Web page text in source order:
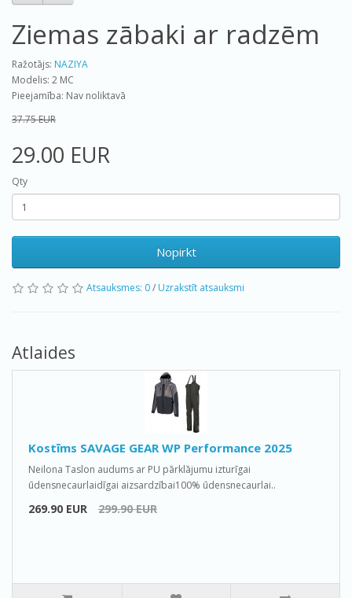
Ziemas zābaki ar radzēm
Ražotājs: NAZIYA
Modelis: 2 MC
Pieejamība: Nav noliktavā
37.75 EUR
29.00 EUR
Qty
Nopirkt
Atsauksmes: 0/ Uzrakstīt atsauksmi
Atlaides
Kostīms SAVAGE GEAR WP Performance 2025
Neilona Taslon audums ar PU pārklājumu izturīgai
ūdensnecaurlaidīgai aizsardzībai100% ūdensnecaurlai..
269.90 EUR 299.90 EUR